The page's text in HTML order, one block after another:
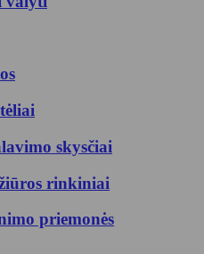
skysčiai
rinkiniai
priemonės